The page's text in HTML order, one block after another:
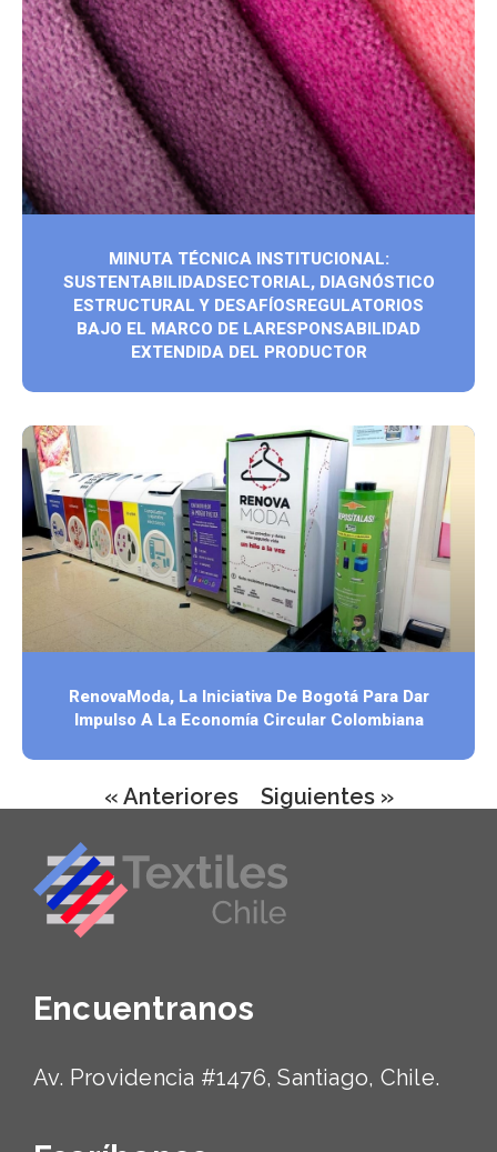
MINUTA TÉCNICA INSTITUCIONAL:
SUSTENTABILIDADSECTORIAL, DIAGNÓSTICO
ESTRUCTURAL Y DESAFÍOSREGULATORIOS
BAJO EL MARCO DE LARESPONSABILIDAD
EXTENDIDA DEL PRODUCTOR
RenovaModa, La Iniciativa De Bogotá Para Dar
Impulso A La Economía Circular Colombiana
« Anteriores Siguientes »
Encuentranos
Av. Providencia #1476, Santiago, Chile.